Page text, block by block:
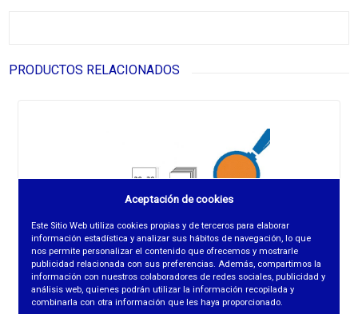
PRODUCTOS RELACIONADOS
Aceptación de cookies
Este Sitio Web utiliza cookies propias y de terceros para elaborar
información estadística y analizar sus hábitos de navegación, lo que
nos permite personalizar el contenido que ofrecemos y mostrarle
publicidad relacionada con sus preferencias. Además, compartimos la
información con nuestros colaboradores de redes sociales, publicidad y
análisis web, quienes podrán utilizar la información recopilada y
combinarla con otra información que les haya proporcionado.